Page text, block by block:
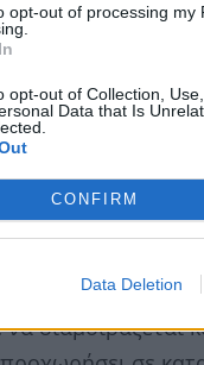
opt-out of processing my
opt-out of Collection,
Data that Is
CONFIRM
Data Deletion
ραδιοφωνικό
ερωτικό βίντεο
σε ερωτικές
διέρρευσε
στην αστυνομία
είχε το
διαμοιράζεται